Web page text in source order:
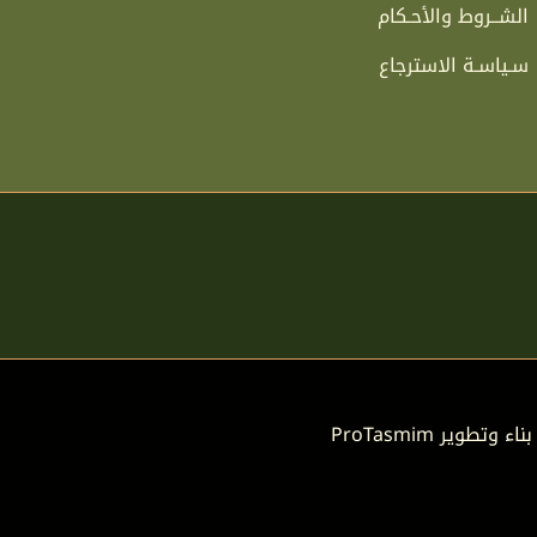
الشــروط والأحـكام
سـياسـة الاسترجاع
بناء وتطويرProTasmim